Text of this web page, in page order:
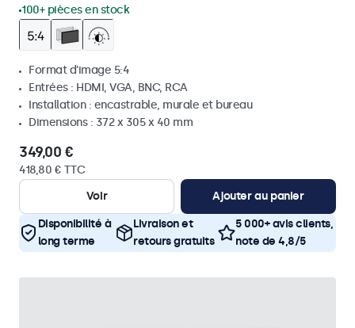
100+ pièces en stock
Format d'image 5:4
Entrées : HDMI, VGA, BNC, RCA
Installation : encastrable, murale et bureau
Dimensions : 372 x 305 x 40 mm
349,00 €
418,80 € TTC
Voir
Ajouter au panier
Disponibilité à
long terme
Livraison et
retours gratuits
5 000+ avis clients,
note de 4,8/5